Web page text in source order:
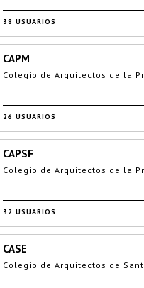
38 USUARIOS
CAPM
Colegio de Arquitectos de la
26 USUARIOS
CAPSF
Colegio de Arquitectos de la
32 USUARIOS
CASE
Colegio de Arquitectos de